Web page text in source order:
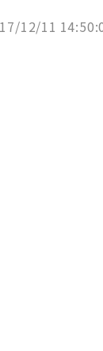
12/11